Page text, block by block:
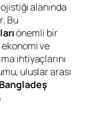
alanında
Bu
önemli bir
ekonomi ve
ihtiyaçlarını
uluslar arası
Bangladeş